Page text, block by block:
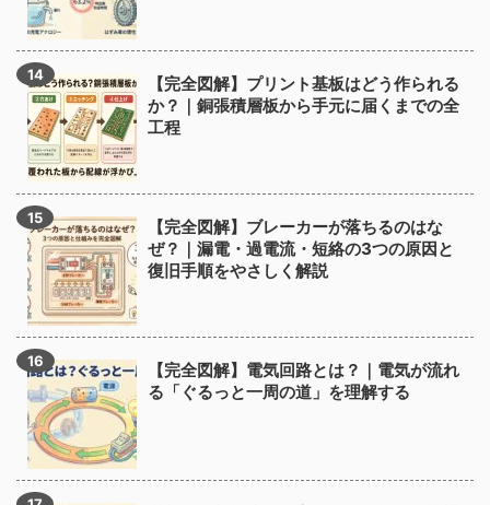
【完全図解】プリント基板はどう作られる
か？｜銅張積層板から手元に届くまでの全
工程
【完全図解】ブレーカーが落ちるのはな
ぜ？｜漏電・過電流・短絡の3つの原因と
復旧手順をやさしく解説
【完全図解】電気回路とは？｜電気が流れ
る「ぐるっと一周の道」を理解する